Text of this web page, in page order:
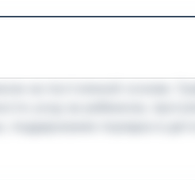
ответственного и
приветствуются. Будем